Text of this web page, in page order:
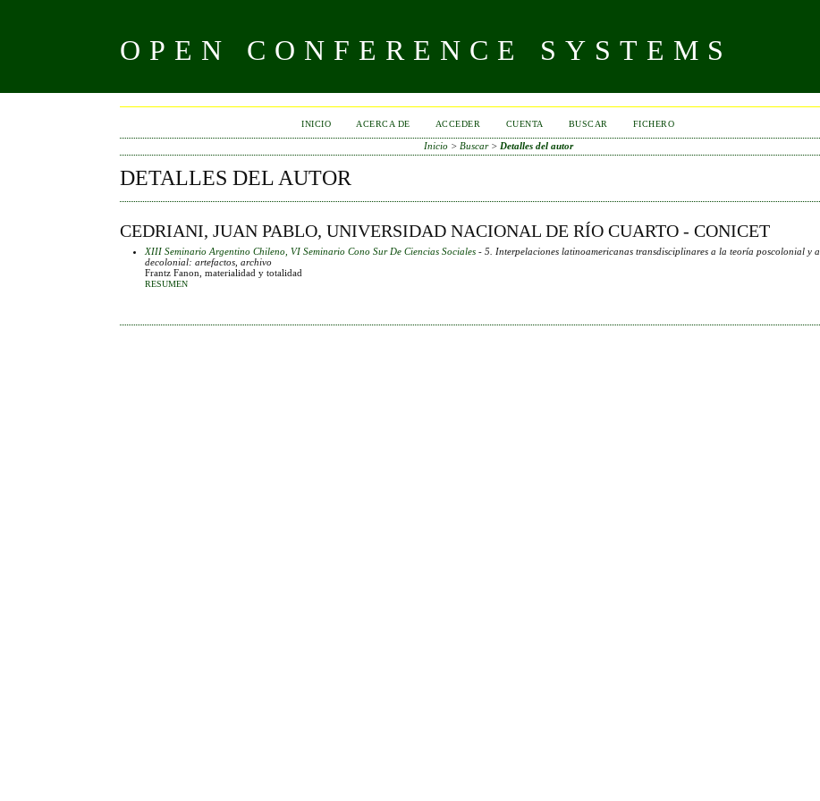
OPEN CONFERENCE SYSTEMS
INICIO ACERCA DE ACCEDER CUENTA BUSCAR FICHERO
Inicio > Buscar> Detalles del autor
DETALLES DEL AUTOR
CEDRIANI, JUAN PABLO, UNIVERSIDAD NACIONAL DE RÍO CUARTO - CONICET
XIII Seminario Argentino Chileno, VI Seminario Cono Sur De Ciencias Sociales - 5. Interpelaciones latinoamericanas transdisciplinares a la teoría poscolonial y
decolonial: artefactos, archivo
Frantz Fanon, materialidad y totalidad
RESUMEN